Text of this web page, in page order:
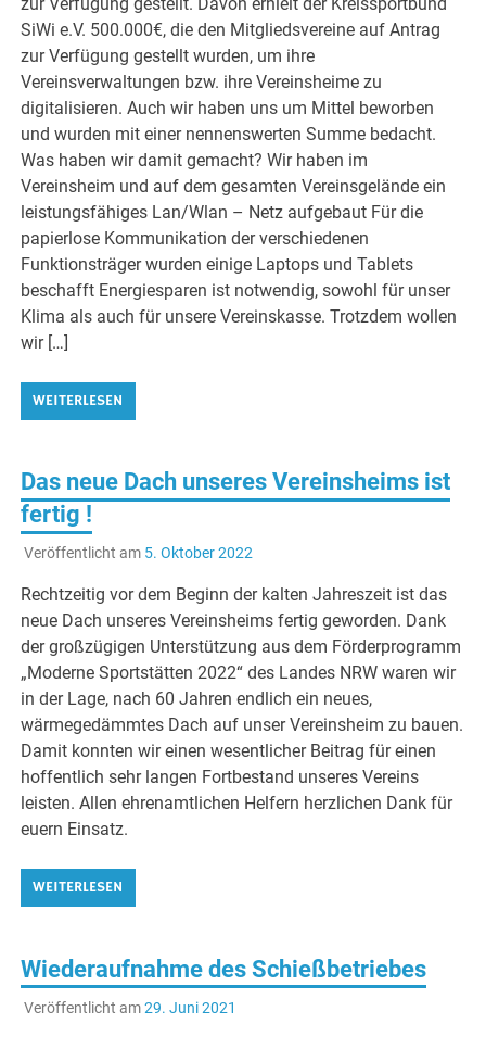
SiWi e.V. 500.000€, die den Mitgliedsvereine auf Antrag
zur Verfügung gestellt wurden, um ihre
Vereinsverwaltungen bzw. ihre Vereinsheime zu
digitalisieren. Auch wir haben uns um Mittel beworben
und wurden mit einer nennenswerten Summe bedacht.
Was haben wir damit gemacht? Wir haben im
Vereinsheim und auf dem gesamten Vereinsgelände ein
leistungsfähiges Lan/Wlan – Netz aufgebaut Für die
papierlose Kommunikation der verschiedenen
Funktionsträger wurden einige Laptops und Tablets
beschafft Energiesparen ist notwendig, sowohl für unser
Klima als auch für unsere Vereinskasse. Trotzdem wollen
wir […]
WEITERLESEN
Das neue Dach unseres Vereinsheims ist
fertig !
Veröffentlicht am 5. Oktober 2022
Rechtzeitig vor dem Beginn der kalten Jahreszeit ist das
neue Dach unseres Vereinsheims fertig geworden. Dank
der großzügigen Unterstützung aus dem Förderprogramm
„Moderne Sportstätten 2022“ des Landes NRW waren wir
in der Lage, nach 60 Jahren endlich ein neues,
wärmegedämmtes Dach auf unser Vereinsheim zu bauen.
Damit konnten wir einen wesentlicher Beitrag für einen
hoffentlich sehr langen Fortbestand unseres Vereins
leisten. Allen ehrenamtlichen Helfern herzlichen Dank für
euern Einsatz.
WEITERLESEN
Wiederaufnahme des Schießbetriebes
Veröffentlicht am29. Juni 2021